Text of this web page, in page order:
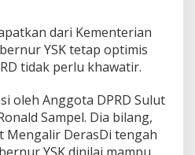
a
n
g
r
o
y
e
dari Kementerian
YSK tetap optimis
tidak perlu khawatir.
oleh Anggota DPRD Sulut
Sampel. Dia bilang,
Mengalir DerasDi tengah
YSK dinilai mampu